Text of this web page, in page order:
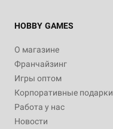
HOBBY GAMES
О магазине
Франчайзинг
Игры оптом
Корпоративные подарки
Работа у нас
Новости